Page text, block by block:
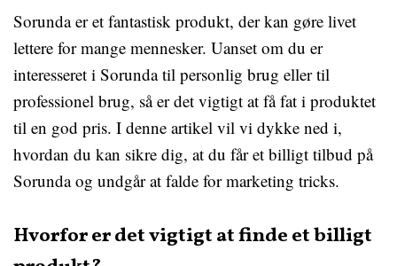
Sorunda er et fantastisk produkt, der kan gøre livet
lettere for mange mennesker. Uanset om du er
interesseret i Sorunda til personlig brug eller til
professionel brug, så er det vigtigt at få fat i produktet
til en god pris. I denne artikel vil vi dykke ned i,
hvordan du kan sikre dig, at du får et billigt tilbud på
Sorunda og undgår at falde for marketing tricks.
Hvorfor er det vigtigt at finde et billigt